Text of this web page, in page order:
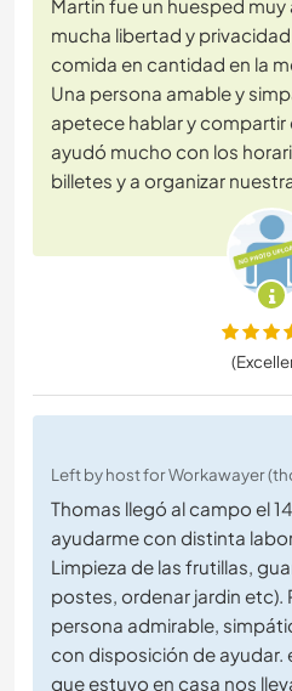
Martin fue un huesped
mucha libertad y
comida en cantidad en la
Una persona amable y
apetece hablar y compartir
ayudó mucho con los
billetes y a organizar
Left by host for Workawayer
Thomas llegó al campo el
ayudarme con distinta
Limpieza de las frutillas,
postes, ordenar jardin etc).
persona admirable,
con disposición de ayudar.
que estuvo en casa nos